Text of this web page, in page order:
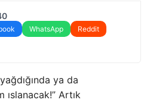
WhatsApp
Reddit
ya da
ıslanacak!” Artık